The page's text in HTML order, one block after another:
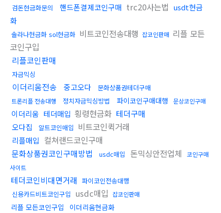
검돈현금화문의 핸드폰결제코인구매 trc20사는법 usdt현금
화
솔라나현금화 sol현금화 비트코인전송대행 잡코인판매 리플 모든
코인구입
리플코인판매
자금믹싱
이더리움전송 중고오다 문화상품권테더구매
트론리플 전송대행 정치자금믹싱방법 파이코인구매대행 문상코인구매
이더리움 테더매입 횡령현금화 테더구매
오다집 알트코인매입 비트코인퀵거래
리플매입 컬쳐랜드코인구매
문화상품권코인구매방법
usdc매입 돈믹싱안전업체
코인구매
사이트
테더코인비대면거래 파이코인전송대행
신용카드비트코인구입
usdc매입 잡코인판매
리플 모든코인구입
이더리움현금화